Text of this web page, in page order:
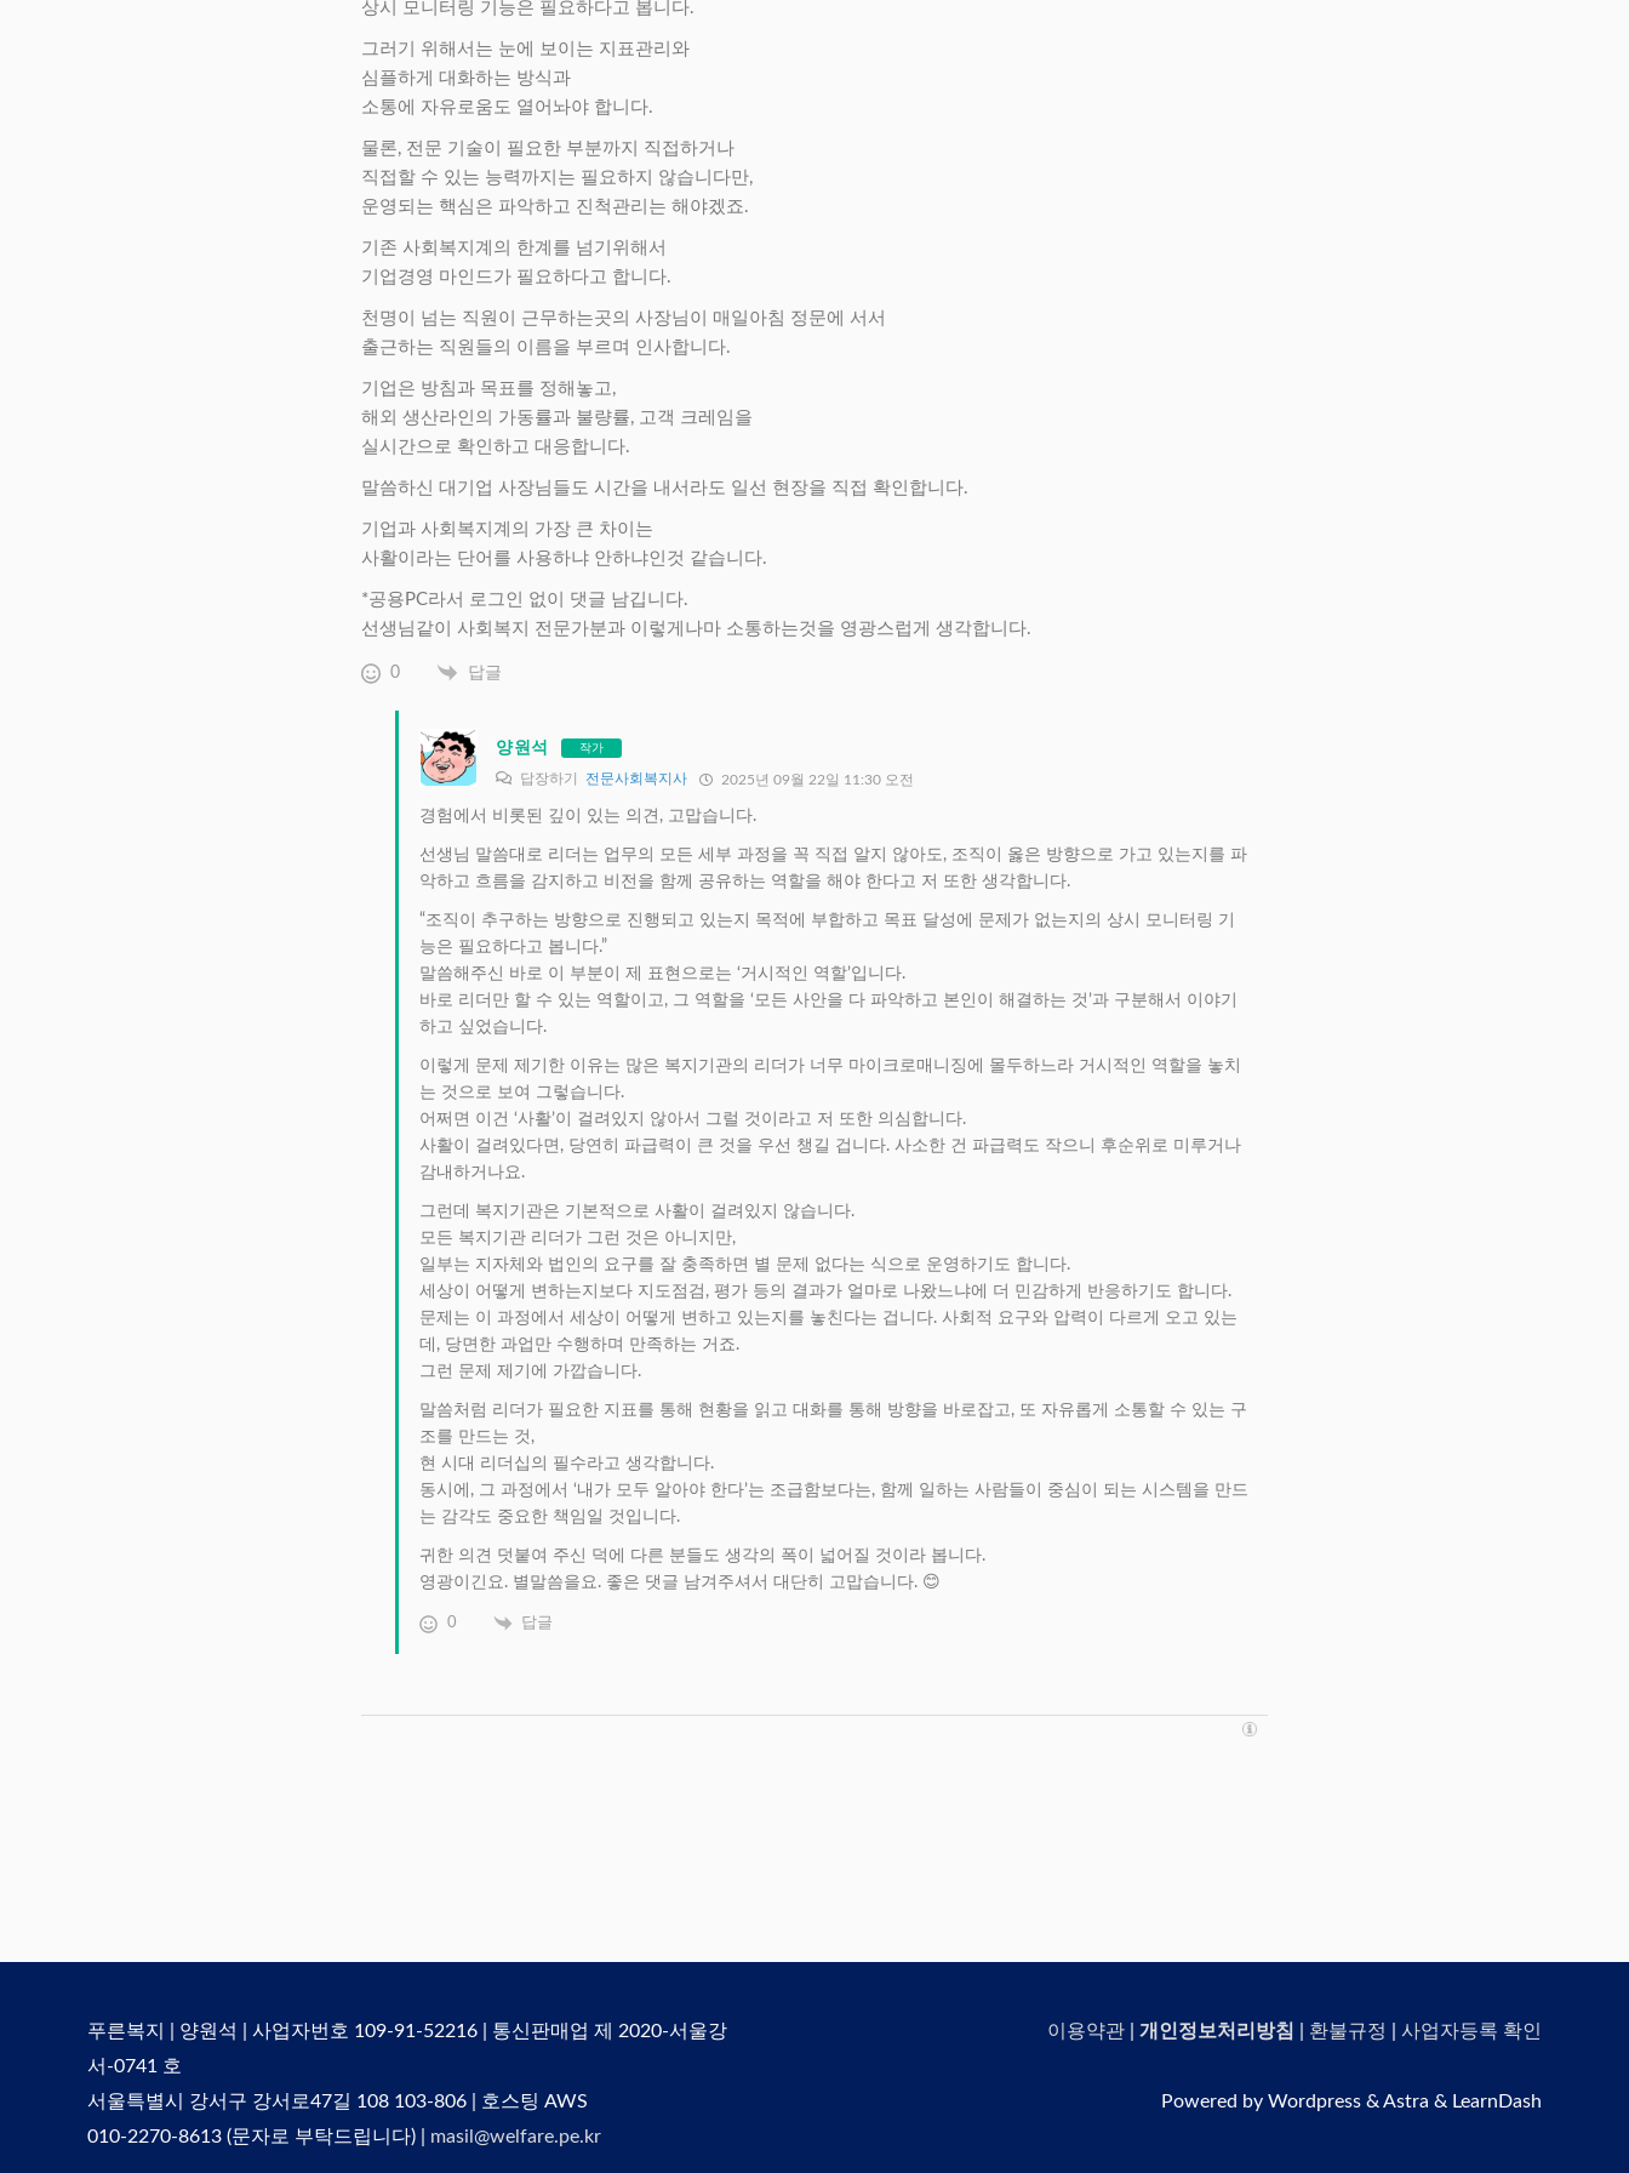
상시 모니터링 기능은 필요하다고 봅니다.
그러기 위해서는 눈에 보이는 지표관리와
심플하게 대화하는 방식과
소통에 자유로움도 열어놔야 합니다.
물론, 전문 기술이 필요한 부분까지 직접하거나
직접할 수 있는 능력까지는 필요하지 않습니다만,
운영되는 핵심은 파악하고 진척관리는 해야겠죠.
기존 사회복지계의 한계를 넘기위해서
기업경영 마인드가 필요하다고 합니다.
천명이 넘는 직원이 근무하는곳의 사장님이 매일아침 정문에 서서
출근하는 직원들의 이름을 부르며 인사합니다.
기업은 방침과 목표를 정해놓고,
해외 생산라인의 가동률과 불량률, 고객 크레임을
실시간으로 확인하고 대응합니다.
말씀하신 대기업 사장님들도 시간을 내서라도 일선 현장을 직접 확인합니다.
기업과 사회복지계의 가장 큰 차이는
사활이라는 단어를 사용하냐 안하냐인것 같습니다.
*공용PC라서 로그인 없이 댓글 남깁니다.
선생님같이 사회복지 전문가분과 이렇게나마 소통하는것을 영광스럽게 생각합니다.
0 답글
양원석 작가
답장하기 전문사회복지사 2025년 09월 22일 11:30 오전
경험에서 비롯된 깊이 있는 의견, 고맙습니다.
선생님 말씀대로 리더는 업무의 모든 세부 과정을 꼭 직접 알지 않아도, 조직이 옳은 방향으로 가고 있는지를 파
악하고 흐름을 감지하고 비전을 함께 공유하는 역할을 해야 한다고 저 또한 생각합니다.
“조직이 추구하는 방향으로 진행되고 있는지 목적에 부합하고 목표 달성에 문제가 없는지의 상시 모니터링 기
능은 필요하다고 봅니다.”
말씀해주신 바로 이 부분이 제 표현으로는 ‘거시적인 역할’입니다.
바로 리더만 할 수 있는 역할이고, 그 역할을 ‘모든 사안을 다 파악하고 본인이 해결하는 것’과 구분해서 이야기
하고 싶었습니다.
이렇게 문제 제기한 이유는 많은 복지기관의 리더가 너무 마이크로매니징에 몰두하느라 거시적인 역할을 놓치
는 것으로 보여 그렇습니다.
어쩌면 이건 ‘사활’이 걸려있지 않아서 그럴 것이라고 저 또한 의심합니다.
사활이 걸려있다면, 당연히 파급력이 큰 것을 우선 챙길 겁니다. 사소한 건 파급력도 작으니 후순위로 미루거나
감내하거나요.
그런데 복지기관은 기본적으로 사활이 걸려있지 않습니다.
모든 복지기관 리더가 그런 것은 아니지만,
일부는 지자체와 법인의 요구를 잘 충족하면 별 문제 없다는 식으로 운영하기도 합니다.
세상이 어떻게 변하는지보다 지도점검, 평가 등의 결과가 얼마로 나왔느냐에 더 민감하게 반응하기도 합니다.
문제는 이 과정에서 세상이 어떻게 변하고 있는지를 놓친다는 겁니다. 사회적 요구와 압력이 다르게 오고 있는
데, 당면한 과업만 수행하며 만족하는 거죠.
그런 문제 제기에 가깝습니다.
말씀처럼 리더가 필요한 지표를 통해 현황을 읽고 대화를 통해 방향을 바로잡고, 또 자유롭게 소통할 수 있는 구
조를 만드는 것,
현 시대 리더십의 필수라고 생각합니다.
동시에, 그 과정에서 ‘내가 모두 알아야 한다’는 조급함보다는, 함께 일하는 사람들이 중심이 되는 시스템을 만드
는 감각도 중요한 책임일 것입니다.
귀한 의견 덧붙여 주신 덕에 다른 분들도 생각의 폭이 넓어질 것이라 봅니다.
영광이긴요. 별말씀을요. 좋은 댓글 남겨주셔서 대단히 고맙습니다. 😊
0 답글
푸른복지 | 양원석 | 사업자번호 109-91-52216 | 통신판매업 제 2020-서울강
서-0741 호
서울특별시 강서구 강서로47길 108 103-806 | 호스팅 AWS
010-2270-8613 (문자로 부탁드립니다) | masil@welfare.pe.kr
이용약관 개인정보처리방침 환불규정 사업자등록 확인
Powered by Wordpress & Astra & LearnDash